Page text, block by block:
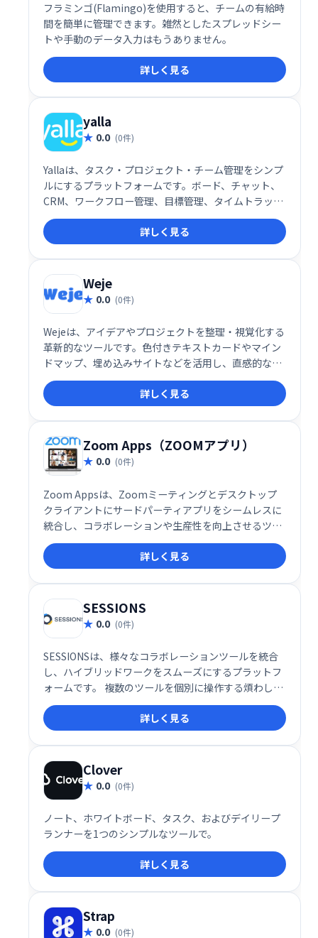
フラミンゴ(Flamingo)を使用すると、チームの有給時
間を簡単に管理できます。雑然としたスプレッドシー
トや手動のデータ入力はもうありません。
詳しく見る
yalla
0.0 (0件)
Yallaは、タスク・プロジェクト・チーム管理をシンプ
ルにするプラットフォームです。ボード、チャット、
CRM、ワークフロー管理、目標管理、タイムトラッキ
ング、ガントチャートなど、必要な機能を網羅。直感
的な操作性で、チームの生産性向上と円滑な連携を実
現します。
詳しく見る
Weje
0.0 (0件)
Wejeは、アイデアやプロジェクトを整理・視覚化する
革新的なツールです。色付きテキストカードやマイン
ドマップ、埋め込みサイトなどを活用し、直感的な操
作で作業を効率化。オンラインコラボレーションにも
対応し、チームでの作業もスムーズに進められます。
9月と10月は全アカウント無料でご利用いただけま
す。独自のハイパースペースで、創造性を最大限に発
揮しましょう！
詳しく見る
Zoom Apps（ZOOMアプリ）
0.0 (0件)
Zoom Appsは、Zoomミーティングとデスクトップ
クライアントにサードパーティアプリをシームレスに
統合し、コラボレーションや生産性を向上させるツー
ルです。現在約50種類のアプリが利用可能で、エンタ
ーテインメントも強化します。会議中にアプリを直接
起動し、より効率的で充実したミーティングを実現で
きます。
詳しく見る
SESSIONS
0.0 (0件)
SESSIONSは、様々なコラボレーションツールを統合
し、ハイブリッドワークをスムーズにするプラットフ
ォームです。 複数のツールを個別に操作する煩わしさ
を解消し、1つの場所で全てのコミュニケーションを
管理できます。 効率的な情報共有と円滑なチームワー
クを実現し、生産性の向上に貢献します。
詳しく見る
Clover
0.0 (0件)
ノート、ホワイトボード、タスク、およびデイリープ
ランナーを1つのシンプルなツールで。
詳しく見る
Strap
0.0 (0件)